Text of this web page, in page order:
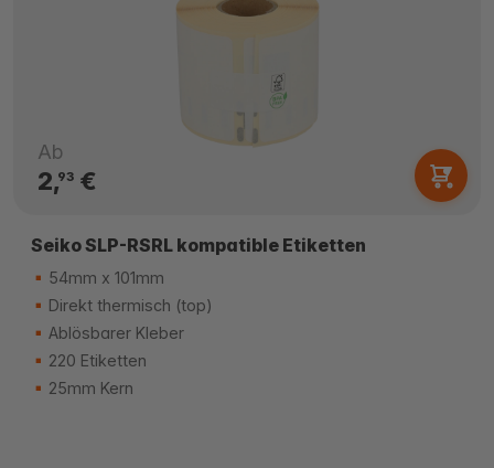
Ab
2,93€
Seiko SLP-RSRL kompatible Etiketten
54mm x 101mm
Direkt thermisch (top)
Ablösbarer Kleber
220 Etiketten
25mm Kern